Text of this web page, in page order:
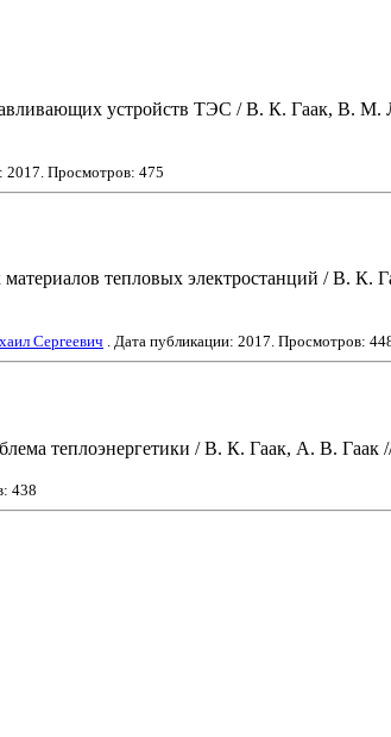
устройств ТЭС / В. К. Гаак, В. М.
2017. Просмотров: 475
тепловых электростанций / В.
Сергеевич . Дата публикации: 2017. Просмотров:
теплоэнергетики / В. К. Гаак, А. В.
438